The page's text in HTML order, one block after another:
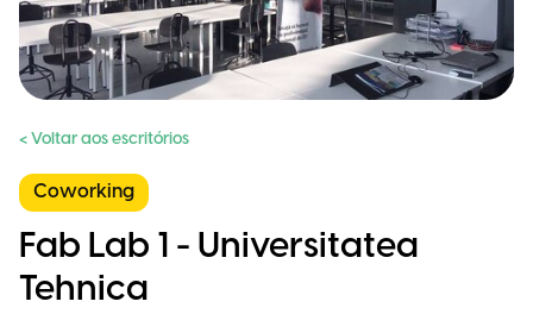
< Voltar aos escritórios
Coworking
Fab Lab 1 - Universitatea
Tehnica